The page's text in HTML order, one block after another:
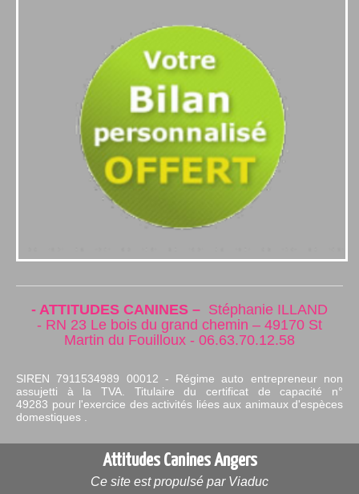
- ATTITUDES CANINES – Stéphanie ILLAND
- RN 23 Le bois du grand chemin – 49170 St
Martin du Fouilloux - 06.63.70.12.58
SIREN 7911534989 00012 - Régime auto entrepreneur non
assujetti à la TVA. Titulaire du certificat de capacité n°
49283 pour l'exercice des activités liées aux animaux d'espèces
domestiques .
Attitudes Canines Angers
Ce site est propulsé par Viaduc